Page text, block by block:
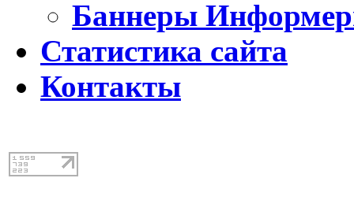
Баннеры
Статистика сайта
Контакты